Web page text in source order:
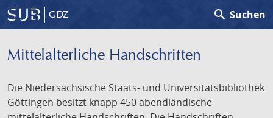
GDZ search Suchen
Mittelalterliche Handschriften
Die Niedersächsische Staats- und Universitätsbibliothek
Göttingen besitzt knapp 450 abendländische